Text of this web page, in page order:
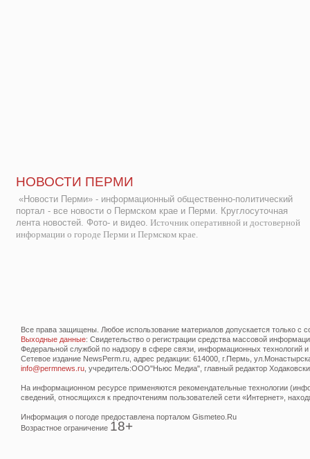
НОВОСТИ ПЕРМИ
«Новости Перми» - информационный общественно-политический
портал - все новости о Пермском крае и Перми. Круглосуточная
лента новостей. Фото- и видео. Источник оперативной и достоверной
информации о городе Перми и Пермском крае.
Все права защищены. Любое использование материалов допускается только с
Выходные данные: Свидетельство о регистрации средства массовой
Федеральной службой по надзору в сфере связи, информационных технологий
Сетевое издание NewsPerm.ru, адрес редакции: 614000, г.Пермь,
info@permnews.ru , учредитель:ООО"Ньюс Медиа", главный редактор
На информационном ресурсе применяются рекомендательные технологии
сведений, относящихся к предпочтениям пользователей сети «Интернет»,
Информация о погоде предоставлена порталом Gismeteo.Ru
Возрастное ограничение 18+